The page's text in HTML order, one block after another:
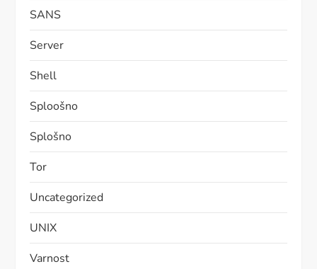
SANS
Server
Shell
Sploošno
Splošno
Tor
Uncategorized
UNIX
Varnost